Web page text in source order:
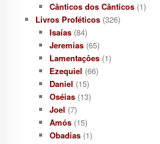
Cânticos dos Cânticos(1)
Livros Proféticos (326)
Isaías(84)
Jeremias(65)
Lamentaçôes(1)
Ezequiel (66)
Daniel (15)
Oséias(13)
Joel (7)
Amós(15)
Obadias(1)